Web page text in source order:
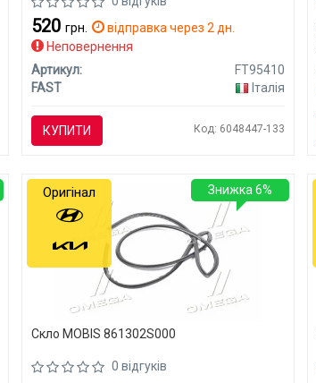
520грн.
відправка через 2 дн.
Неповернення
Артикул:
FT95410
FAST
Італія
КУПИТИ Код: 6048447-133
Скло MOBIS 861302S000
0 відгуків
Знижка 6%
Оригінал